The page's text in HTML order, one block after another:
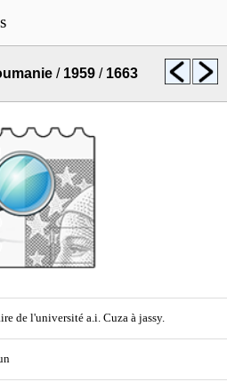
/ 1959 / 1663
de l'université a.i. Cuza à jassy.